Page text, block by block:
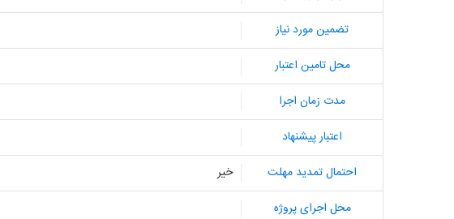
تضمین مورد نیاز
محل تامین اعتبار
مدت زمان اجرا
اعتبار پیشنهاد
احتمال تمدید مهلت
خیر
محل اجرای پروژه